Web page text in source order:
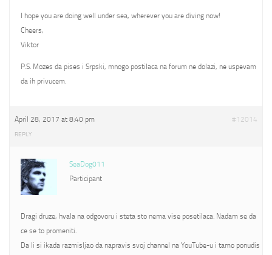
I hope you are doing well under sea, wherever you are diving now!
Cheers,
Viktor
P.S. Mozes da pises i Srpski, mnogo postilaca na forum ne dolazi, ne uspevam
da ih privucem.
April 28, 2017 at 8:40 pm #12014
REPLY
SeaDog011
Participant
Dragi druze, hvala na odgovoru i steta sto nema vise posetilaca. Nadam se da
ce se to promeniti.
Da li si ikada razmisljao da napravis svoj channel na YouTube-u i tamo ponudis